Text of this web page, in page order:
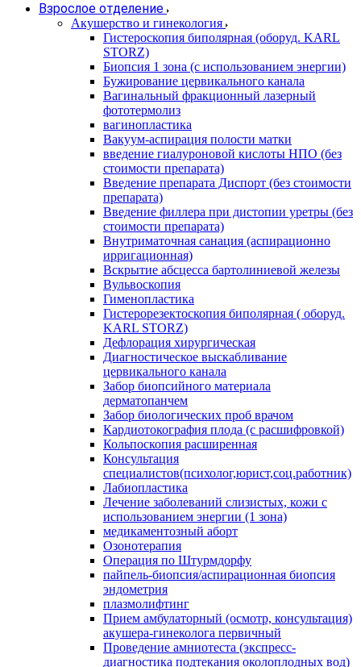
Взрослое отделение
Акушерство и гинекология
Гистероскопия биполярная (оборуд. KARL
STORZ)
Биопсия 1 зона (с использованием энергии)
Бужирование цервикального канала
Вагинальный фракционный лазерный
фототермолиз
вагинопластика
Вакуум-аспирация полости матки
введение гиалуроновой кислоты НПО (без
стоимости препарата)
Введение препарата Диспорт (без стоимости
препарата)
Введение филлера при дистопии уретры (без
стоимости препарата)
Внутриматочная санация (аспирационно
ирригационная)
Вскрытие абсцесса бартолиниевой железы
Вульвоскопия
Гименопластика
Гистерорезектоскопия биполярная ( оборуд.
KARL STORZ)
Дефлорация хирургическая
Диагностическое выскабливание
цервикального канала
Забор биопсийного материала
дерматопанчем
Забор биологических проб врачом
Кардиотокография плода (с расшифровкой)
Кольпоскопия расширенная
Консультация
специалистов(психолог,юрист,соц.работник)
Лабиопластика
Лечение заболеваний слизистых, кожи с
использованием энергии (1 зона)
медикаментозный аборт
Озонотерапия
Операция по Штурмдорфу
пайпель-биопсия/аспирационная биопсия
эндометрия
плазмолифтинг
Прием амбулаторный (осмотр, консультация)
акушера-гинеколога первичный
Проведение амниотеста (экспресс-
диагностика подтекания околоплодных вод)